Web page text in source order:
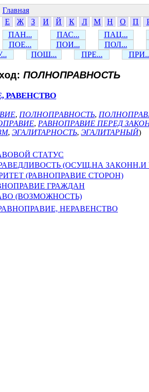
Главная
Е Ж З И Й К Л М Н О П
ПАН... ПАС...
ПАЦ...
ПОЕ... ПОИ...
ПОЛ...
ПОШ... ПРЕ...
ПОЛНОПРАВНОСТЬ
РАВЕНСТВО
, ПОЛНОПРАВНОСТЬ,
, РАВНОПРАВИЕ ПЕРЕД
, ЭГАЛИТАРНОСТЬ, ЭГАЛИТАРНЫЙ)
СТАТУС
(ОСУЩ.НА ЗАКОНН.И
(РАВНОПРАВИЕ СТОРОН)
ГРАЖДАН
(ВОЗМОЖНОСТЬ)
НЕРАВЕНСТВО